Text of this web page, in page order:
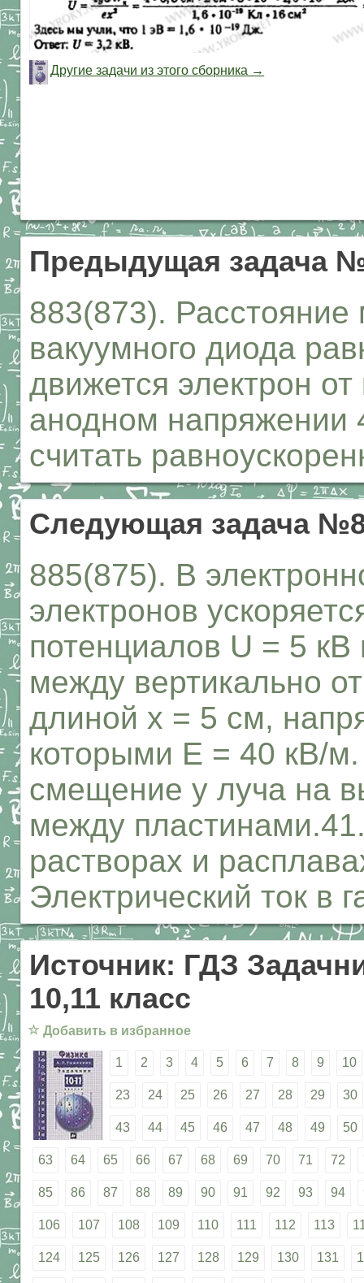
Другие задачи из этого сборника →
Предыдущая задача
883(873).
вакуумного диода
движется электрон
анодном напряжении
считать
Следующая задача
885(875). В
электронов
потенциалов U = 5 кВ
между вертикально
длиной х = 5 см,
которыми Е = 40 кВ/
смещение у луча на
между
растворах и
Электрический ток в
Источник: ГДЗ
10,11 класс
☆ Добавить в избранное
1 2 3 4 5 6 7 8 9 10
23 24 25 26 27 28 29 30
43 44 45 46 47 48 49 50
63 64 65 66 67 68 69 70 71 72
85 86 87 88 89 90 91 92 93 94
106 107 108 109 110 111 112 113
124 125 126 127 128 129 130 131